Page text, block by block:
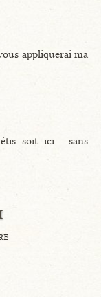
appliquerai ma
soit ici... sans